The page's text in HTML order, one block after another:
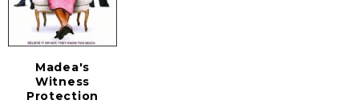
Madea's
Witness
Protection